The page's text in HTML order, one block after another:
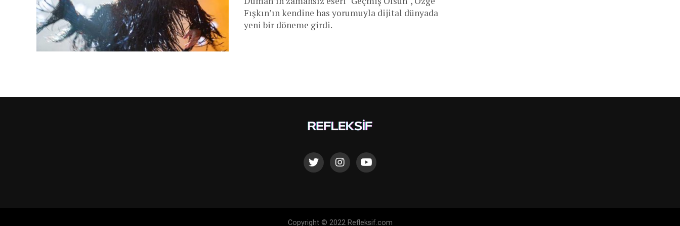
Fışkın’ın kendine has yorumuyla dijital dünyada
yeni bir döneme girdi.
Copyright © 2022 Refleksif.com